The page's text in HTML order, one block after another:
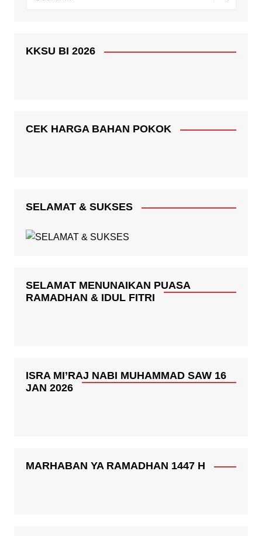
KKSU BI 2026
CEK HARGA BAHAN POKOK
SELAMAT & SUKSES
SELAMAT MENUNAIKAN PUASA
RAMADHAN & IDUL FITRI
ISRA MI’RAJ NABI MUHAMMAD SAW 16
JAN 2026
MARHABAN YA RAMADHAN 1447 H